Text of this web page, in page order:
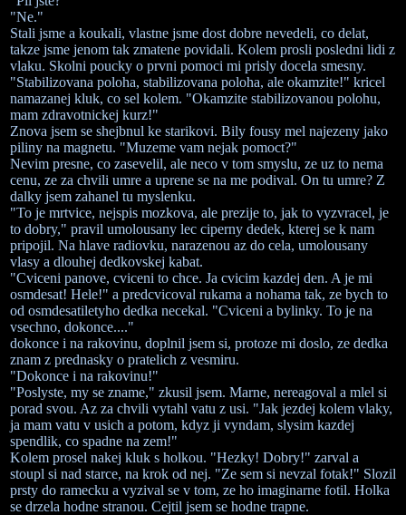
"Ne."
Stali jsme a koukali, vlastne jsme dost dobre nevedeli, co delat,
takze jsme jenom tak zmatene povidali. Kolem prosli posledni lidi z
vlaku. Skolni poucky o prvni pomoci mi prisly docela smesny.
"Stabilizovana poloha, stabilizovana poloha, ale okamzite!" kricel
namazanej kluk, co sel kolem. "Okamzite stabilizovanou polohu,
mam zdravotnickej kurz!"
Znova jsem se shejbnul ke starikovi. Bily fousy mel najezeny jako
piliny na magnetu. "Muzeme vam nejak pomoct?"
Nevim presne, co zasevelil, ale neco v tom smyslu, ze uz to nema
cenu, ze za chvili umre a uprene se na me podival. On tu umre? Z
dalky jsem zahanel tu myslenku.
"To je mrtvice, nejspis mozkova, ale prezije to, jak to vyzvracel, je
to dobry," pravil umolousany lec ciperny dedek, kterej se k nam
pripojil. Na hlave radiovku, narazenou az do cela, umolousany
vlasy a dlouhej dedkovskej kabat.
"Cviceni panove, cviceni to chce. Ja cvicim kazdej den. A je mi
osmdesat! Hele!" a predcvicoval rukama a nohama tak, ze bych to
od osmdesatiletyho dedka necekal. "Cviceni a bylinky. To je na
vsechno, dokonce...."
dokonce i na rakovinu, doplnil jsem si, protoze mi doslo, ze dedka
znam z prednasky o pratelich z vesmiru.
"Dokonce i na rakovinu!"
"Poslyste, my se zname," zkusil jsem. Marne, nereagoval a mlel si
porad svou. Az za chvili vytahl vatu z usi. "Jak jezdej kolem vlaky,
ja mam vatu v usich a potom, kdyz ji vyndam, slysim kazdej
spendlik, co spadne na zem!"
Kolem prosel nakej kluk s holkou. "Hezky! Dobry!" zarval a
stoupl si nad starce, na krok od nej. "Ze sem si nevzal fotak!" Slozil
prsty do ramecku a vyzival se v tom, ze ho imaginarne fotil. Holka
se drzela hodne stranou. Cejtil jsem se hodne trapne.